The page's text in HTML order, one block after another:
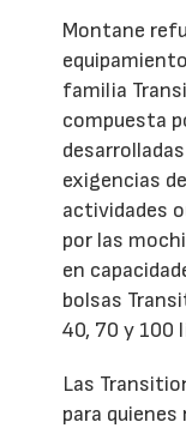
Montane
familia
compuesta
exigencias
actividades
por las
en
bolsas
40, 70 y 100
Las
para